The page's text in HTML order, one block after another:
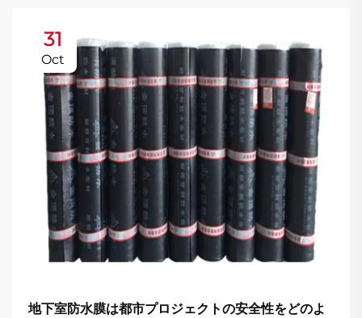
31
Oct
地下室防水膜は都市プロジェクトの安全性をどのよ